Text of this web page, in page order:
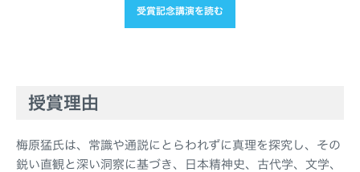
受賞記念講演を読む
授賞理由
梅原猛氏は、常識や通説にとらわれずに真理を探究し、その
鋭い直観と深い洞察に基づき、日本精神史、古代学、文学、